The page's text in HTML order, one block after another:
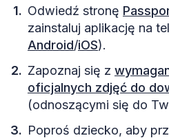
Odwiedź stronę
zainstaluj aplikację na
Android/iOS).
Zapoznaj się z
oficjalnych zdjęć do
(odnoszącymi się do
Poproś dziecko, aby